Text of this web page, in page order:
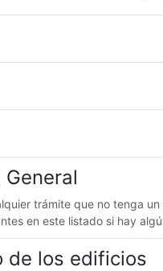
trámite que no tenga
en este listado si hay
de los edificios